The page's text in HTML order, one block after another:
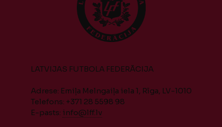
LATVIJAS FUTBOLA FEDERĀCIJA
Adrese: Emiļa Melngaiļa iela 1, Rīga, LV-1010
Telefons: +371 28 5598 98
E-pasts: info@lff.lv